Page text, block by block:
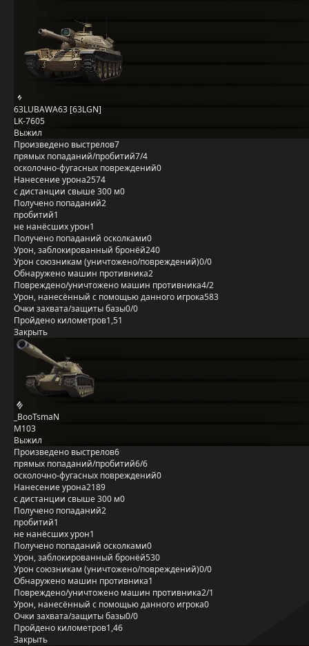
63LUBAWA63 [63LGN]
LK-7605
Выжил
Произведено выстрелов7
прямых попаданий/пробитий7/4
осколочно-фугасных повреждений0
Нанесение урона2574
с дистанции свыше 300 м0
Получено попаданий2
пробитий1
не нанёсших урон1
Получено попаданий осколками0
Урон, заблокированный бронёй240
Урон союзникам (уничтожено/повреждений)0/0
Обнаружено машин противника2
Повреждено/уничтожено машин противника4/2
Урон, нанесённый с помощью данного игрока583
Очки захвата/защиты базы0/0
Пройдено километров1,51
Закрыть
_BooTsmaN
M103
Выжил
Произведено выстрелов6
прямых попаданий/пробитий6/6
осколочно-фугасных повреждений0
Нанесение урона2189
с дистанции свыше 300 м0
Получено попаданий2
пробитий1
не нанёсших урон1
Получено попаданий осколками0
Урон, заблокированный бронёй530
Урон союзникам (уничтожено/повреждений)0/0
Обнаружено машин противника1
Повреждено/уничтожено машин противника2/1
Урон, нанесённый с помощью данного игрока0
Очки захвата/защиты базы0/0
Пройдено километров1,46
Закрыть